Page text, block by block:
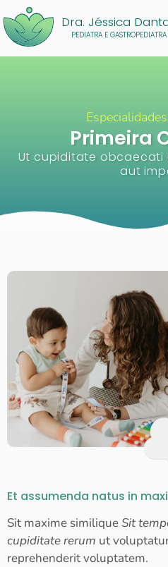
Dra. Jéssica
PEDIATRA E GASTROPEDIATRA
Primeira
Ut cupiditate obcaecati
aut
Et assumenda natus in
Sit maxime similiqueSit
cupiditate rerum ut
reprehenderit voluptatem.